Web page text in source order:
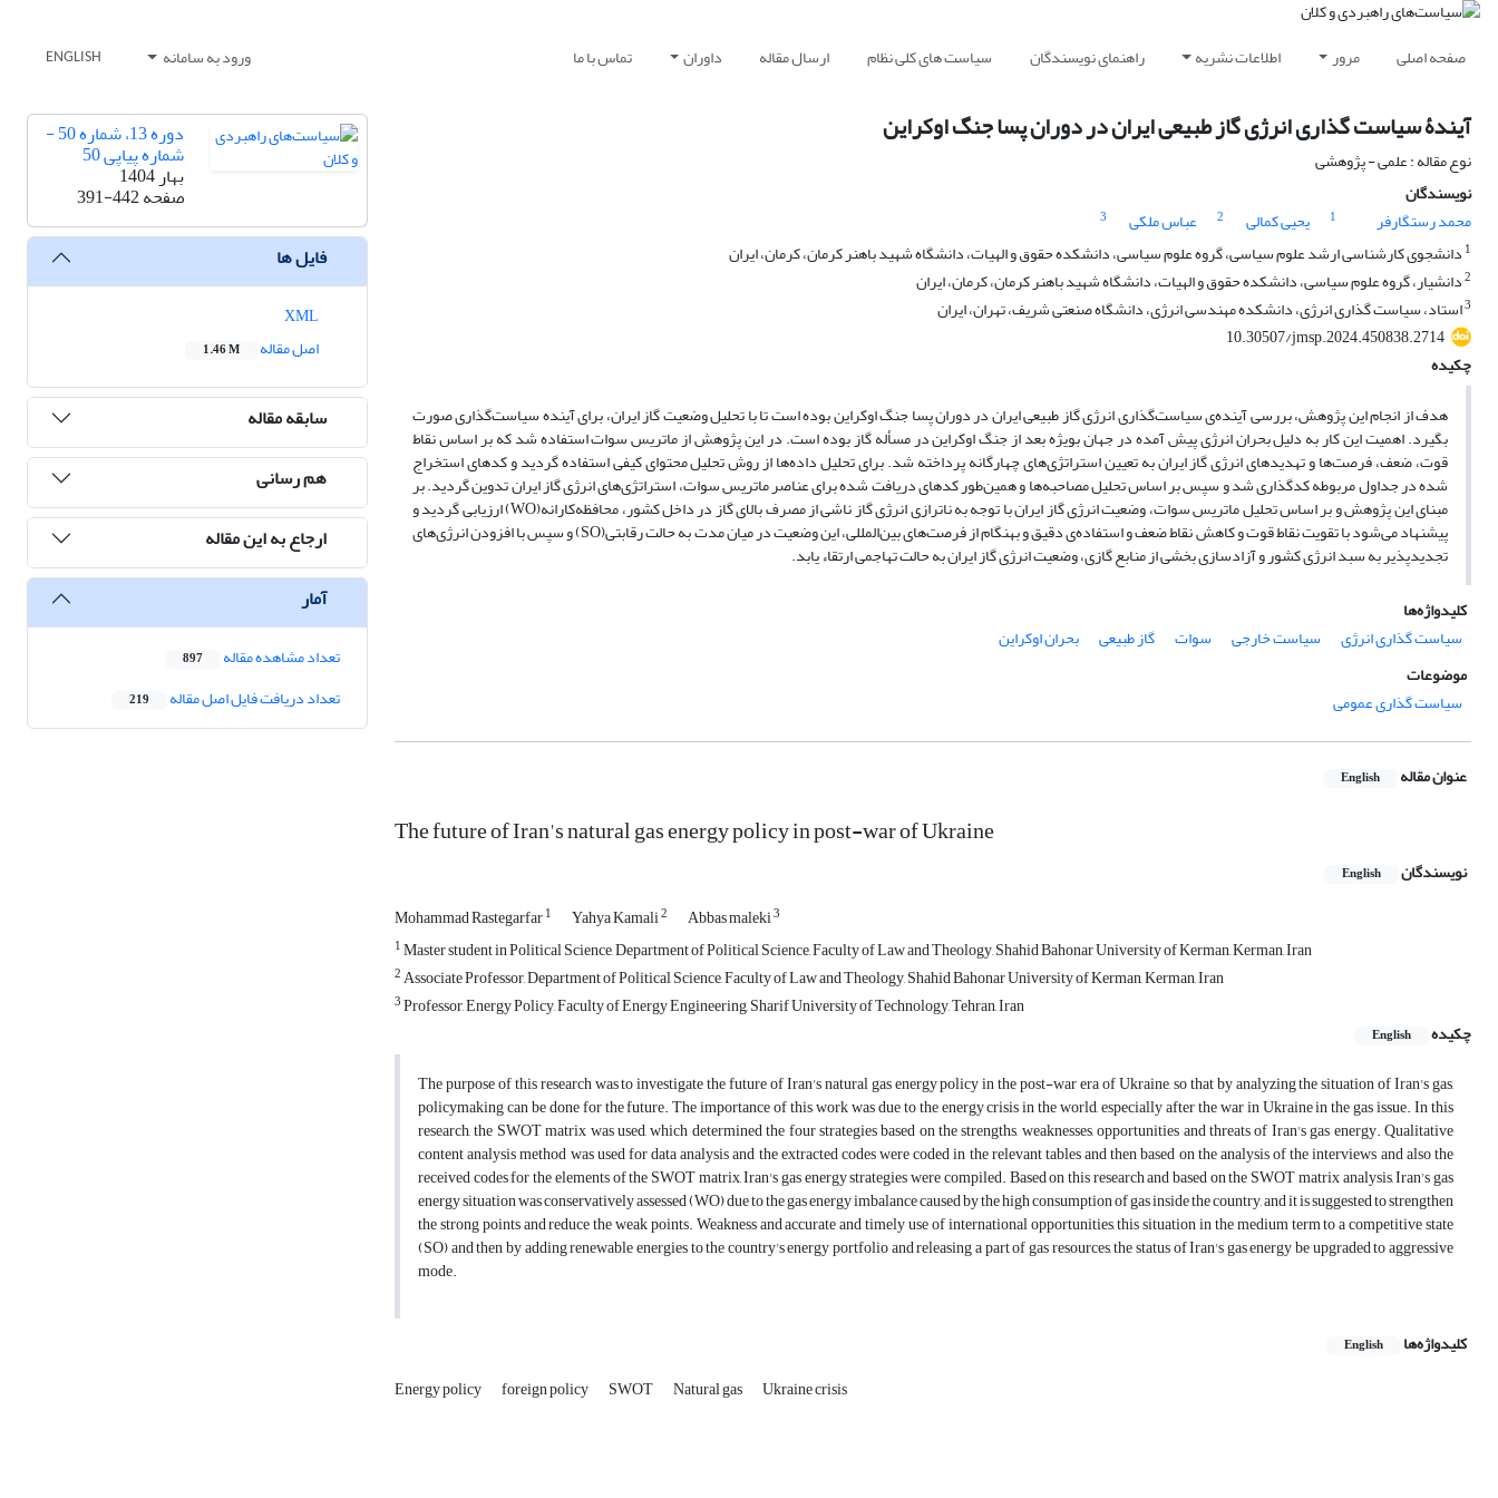
صفحه اصلی مرور اطلاعات نشریه راهنمای نویسندگان سیاست های کلی نظام ارسال مقاله داوران تماس با ما ورود به سامانه ENGLISH
آیندۀ سیاست گذاری انرژی گاز طبیعی ایران در دوران پسا جنگ اوکراین
نوع مقاله : علمی - پژوهشی
نویسندگان
محمد رستگارفر
1 یحیی کمالی 2 عباس ملکی
3
1 دانشجوی کارشناسی ارشد علوم سیاسی، گروه علوم سیاسی، دانشکده حقوق و الهیات، دانشگاه شهید باهنر کرمان، کرمان، ایران
2دانشیار، گروه علوم سیاسی، دانشکده حقوق و الهیات، دانشگاه شهید باهنر کرمان، کرمان، ایران
3استاد، سیاست گذاری انرژی، دانشکده مهندسی انرژی، دانشگاه صنعتی شریف، تهران، ایران
10.30507/jmsp.2024.450838.2714
چکیده
هدف از انجام این پژوهش، بررسی آینده‌ی سیاست‌گذاری انرژی گاز طبیعی ایران در دوران پسا جنگ اوکراین بوده است تا با تحلیل وضعیت گاز ایران، برای آینده سیاست‌گذاری صورت
بگیرد. اهمیت این کار به دلیل بحران انرژی پیش آمده در جهان بویژه بعد از جنگ اوکراین در مسأله گاز بوده است. در این پژوهش از ماتریس سوات استفاده شد که بر اساس نقاط
قوت، ضعف، فرصت‌ها و تهدیدهای انرژی گاز ایران به تعیین استراتژی‌های چهارگانه پرداخته شد. برای تحلیل داده‌ها از روش تحلیل محتوای کیفی استفاده گردید و کدهای استخراج
شده در جداول مربوطه کدگذاری شد و سپس بر اساس تحلیل مصاحبه‌ها و همین‌طور کدهای دریافت شده برای عناصر ماتریس سوات، استراتژی‌های انرژی گاز ایران تدوین گردید. بر
مبنای این پژوهش و بر اساس تحلیل ماتریس سوات، وضعیت انرژی گاز ایران با توجه به ناترازی انرژی گاز ناشی از مصرف بالای گاز در داخل کشور، محافظه‌کارانه(WO) ارزیابی گردید و
پیشنهاد می‌شود با تقویت نقاط قوت و کاهش نقاط ضعف و استفاده‌ی دقیق و بهنگام از فرصت‌های بین‌المللی، این وضعیت در میان مدت به حالت رقابتی(SO) و سپس با افزودن انرژی‌های
تجدیدپذیر به سبد انرژی کشور و آزادسازی بخشی از منابع گازی، وضعیت انرژی گاز ایران به حالت تهاجمی ارتقاء یابد.
کلیدواژه‌ها
سیاست گذاری انرژی
سیاست خارجی سوات گاز طبیعی
بحران اوکراین
موضوعات
سیاست گذاری عمومی
عنوان مقاله English
The future of Iran's natural gas energy policy in post-war of Ukraine
نویسندگان English
Mohammad Rastegarfar1 Yahya Kamali2 Abbas maleki3
1Master student in Political Science, Department of Political Science, Faculty of Law and Theology, Shahid Bahonar University of Kerman, Kerman, Iran
2Associate Professor, Department of Political Science, Faculty of Law and Theology, Shahid Bahonar University of Kerman, Kerman, Iran
3Professor, Energy Policy, Faculty of Energy Engineering, Sharif University of Technology, Tehran, Iran
چکیده
English
The purpose of this research was to investigate the future of Iran's natural gas energy policy in the post-war era of Ukraine, so that by analyzing the situation of Iran's gas,
policymaking can be done for the future. The importance of this work was due to the energy crisis in the world, especially after the war in Ukraine in the gas issue. In this
research, the SWOT matrix was used, which determined the four strategies based on the strengths, weaknesses, opportunities and threats of Iran's gas energy. Qualitative
content analysis method was used for data analysis and the extracted codes were coded in the relevant tables and then based on the analysis of the interviews and also the
received codes for the elements of the SWOT matrix, Iran's gas energy strategies were compiled. Based on this research and based on the SWOT matrix analysis, Iran's gas
energy situation was conservatively assessed (WO) due to the gas energy imbalance caused by the high consumption of gas inside the country, and it is suggested to strengthen
the strong points and reduce the weak points. Weakness and accurate and timely use of international opportunities, this situation in the medium term to a competitive state
(SO) and then by adding renewable energies to the country's energy portfolio and releasing a part of gas resources, the status of Iran's gas energy be upgraded to aggressive
mode.
کلیدواژه‌ها English
Energy policy foreign policy SWOT Natural gas Ukraine crisis
دوره 13، شماره 50 -
شماره پیاپی 50
بهار 1404
صفحه391-442
فایل ها
اصل مقاله
1.46 M
سابقه مقاله
هم رسانی
ارجاع به این مقاله
آمار
تعداد مشاهده مقاله 897
تعداد دریافت فایل اصل مقاله 219